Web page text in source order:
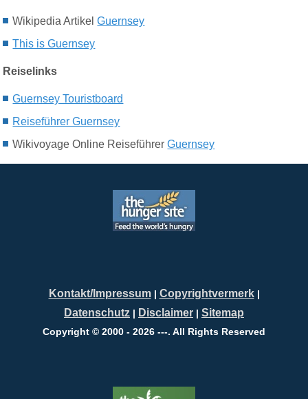
Wikipedia ArtikelGuernsey
This is Guernsey
Reiselinks
Guernsey Touristboard
Reiseführer Guernsey
Wikivoyage Online ReiseführerGuernsey
Kontakt/Impressum| Copyrightvermerk|
Datenschutz | Disclaimer | Sitemap
Copyright © 2000 - 2026 ---. All Rights Reserved